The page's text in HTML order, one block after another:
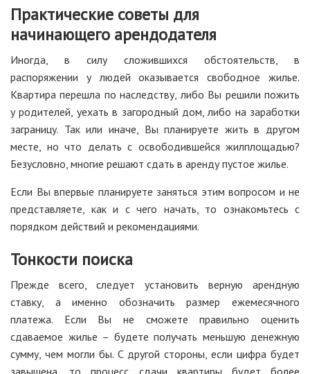
Практические советы для
начинающего арендодателя
Иногда, в силу сложившихся обстоятельств, в
распоряжении у людей оказывается свободное жилье.
Квартира перешла по наследству, либо Вы решили пожить
у родителей, уехать в загородный дом, либо на заработки
заграницу. Так или иначе, Вы планируете жить в другом
месте, но что делать с освободившейся жилплощадью?
Безусловно, многие решают сдать в аренду пустое жилье.
Если Вы впервые планируете заняться этим вопросом и не
представляете, как и с чего начать, то ознакомьтесь с
порядком действий и рекомендациями.
Тонкости поиска
Прежде всего, следует установить верную арендную
ставку, а именно обозначить размер ежемесячного
платежа. Если Вы не сможете правильно оценить
сдаваемое жилье – будете получать меньшую денежную
сумму, чем могли бы. С другой стороны, если цифра будет